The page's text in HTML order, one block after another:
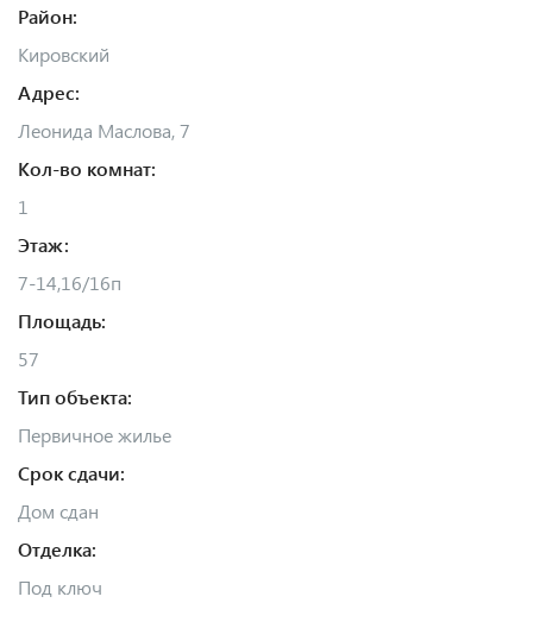
Район:
Кировский
Адрес:
Леонида Маслова, 7
Кол-во комнат:
1
Этаж:
7-14,16/16п
Площадь:
57
Тип объекта:
Первичное жилье
Срок сдачи:
Дом сдан
Отделка:
Под ключ